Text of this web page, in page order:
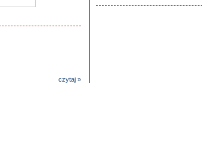
czytaj »